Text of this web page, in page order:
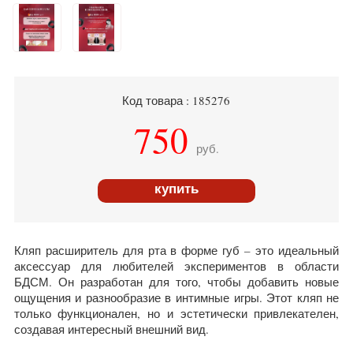
Код товара : 185276
750 руб.
купить
Кляп расширитель для рта в форме губ – это идеальный
аксессуар для любителей экспериментов в области
БДСМ. Он разработан для того, чтобы добавить новые
ощущения и разнообразие в интимные игры. Этот кляп не
только функционален, но и эстетически привлекателен,
создавая интересный внешний вид.